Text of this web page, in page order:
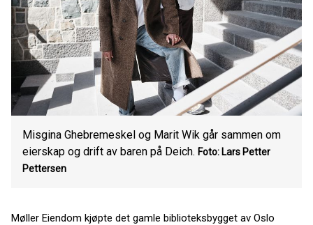
Misgina Ghebremeskel og Marit Wik går sammen om
eierskap og drift av baren på Deich. Foto: Lars Petter
Pettersen
Møller Eiendom kjøpte det gamle biblioteksbygget av Oslo